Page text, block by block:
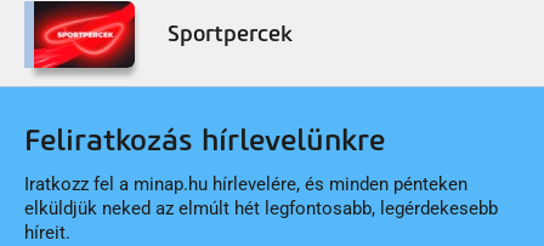
Sportpercek
Feliratkozás hírlevelünkre
Iratkozz fel a minap.hu hírlevelére, és minden pénteken
elküldjük neked az elmúlt hét legfontosabb, legérdekesebb
híreit.